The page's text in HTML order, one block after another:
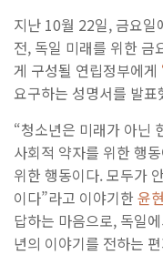
지난 10월 22일, 금요일
전, 독일 미래를 위한 금
게 구성될 연립정부에게
요구하는 성명서를 발표
“청소년은 미래가 아닌
사회적 약자를 위한 행
위한 행동이다. 모두가
이다”라고 이야기한 윤
답하는 마음으로, 독일
년의 이야기를 전하는